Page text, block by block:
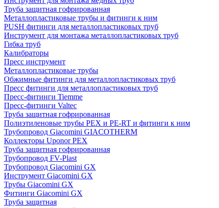
Труба защитная гофрированная
Металлопластиковые трубы и фитинги к ним
PUSH фитинги для металлопластиковых труб
Инструмент для монтажа металлопластиковых труб
Гибка труб
Калибраторы
Пресс инструмент
Металлопластиковые трубы
Обжимные фитинги для металлопластиковых труб
Пресс фитинги для металлопластиковых труб
Пресс-фитинги Tiemme
Пресс-фитинги Valtec
Труба защитная гофрированная
Полиэтиленовые трубы PEX и PE-RT и фитинги к ним
Трубопровод Giacomini GIACOTHERM
Коллекторы Uponor PEX
Труба защитная гофрированная
Трубопровод FV-Plast
Трубопровод Giacomini GX
Инструмент Giacomini GX
Трубы Giacomini GX
Фитинги Giacomini GX
Труба защитная